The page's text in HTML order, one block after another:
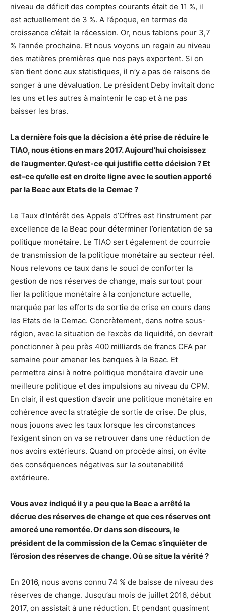
niveau de déficit des comptes courants était de 11 %, il
est actuellement de 3 %. A l’époque, en termes de
croissance c’était la récession. Or, nous tablons pour 3,7
% l’année prochaine. Et nous voyons un regain au niveau
des matières premières que nos pays exportent. Si on
s’en tient donc aux statistiques, il n’y a pas de raisons de
songer à une dévaluation. Le président Deby invitait donc
les uns et les autres à maintenir le cap et à ne pas
baisser les bras.
La dernière fois que la décision a été prise de réduire le
TIAO, nous étions en mars 2017. Aujourd’hui choisissez
de l’augmenter. Qu’est-ce qui justifie cette décision ? Et
est-ce qu’elle est en droite ligne avec le soutien apporté
par la Beac aux Etats de la Cemac ?
Le Taux d’Intérêt des Appels d’Offres est l’instrument par
excellence de la Beac pour déterminer l’orientation de sa
politique monétaire. Le TIAO sert également de courroie
de transmission de la politique monétaire au secteur réel.
Nous relevons ce taux dans le souci de conforter la
gestion de nos réserves de change, mais surtout pour
lier la politique monétaire à la conjoncture actuelle,
marquée par les efforts de sortie de crise en cours dans
les Etats de la Cemac. Concrètement, dans notre sous-
région, avec la situation de l’excès de liquidité, on devrait
ponctionner à peu près 400 milliards de francs CFA par
semaine pour amener les banques à la Beac. Et
permettre ainsi à notre politique monétaire d’avoir une
meilleure politique et des impulsions au niveau du CPM.
En clair, il est question d’avoir une politique monétaire en
cohérence avec la stratégie de sortie de crise. De plus,
nous jouons avec les taux lorsque les circonstances
l’exigent sinon on va se retrouver dans une réduction de
nos avoirs extérieurs. Quand on procède ainsi, on évite
des conséquences négatives sur la soutenabilité
extérieure.
Vous avez indiqué il y a peu que la Beac a arrêté la
décrue des réserves de change et que ces réserves ont
amorcé une remontée. Or dans son discours, le
président de la commission de la Cemac s’inquiéter de
l’érosion des réserves de change. Où se situe la vérité ?
En 2016, nous avons connu 74 % de baisse de niveau des
réserves de change. Jusqu’au mois de juillet 2016, début
2017, on assistait à une réduction. Et pendant quasiment